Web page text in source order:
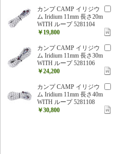
カンプ CAMP イリジウ
ム Iridium 11mm 長さ20m
WITH ループ 5281104
￥19,800
カンプ CAMP イリジウ
ム Iridium 11mm 長さ30m
WITH ループ 5281106
￥24,200
カンプ CAMP イリジウ
ム Iridium 11mm 長さ40m
WITH ループ 5281108
￥30,800